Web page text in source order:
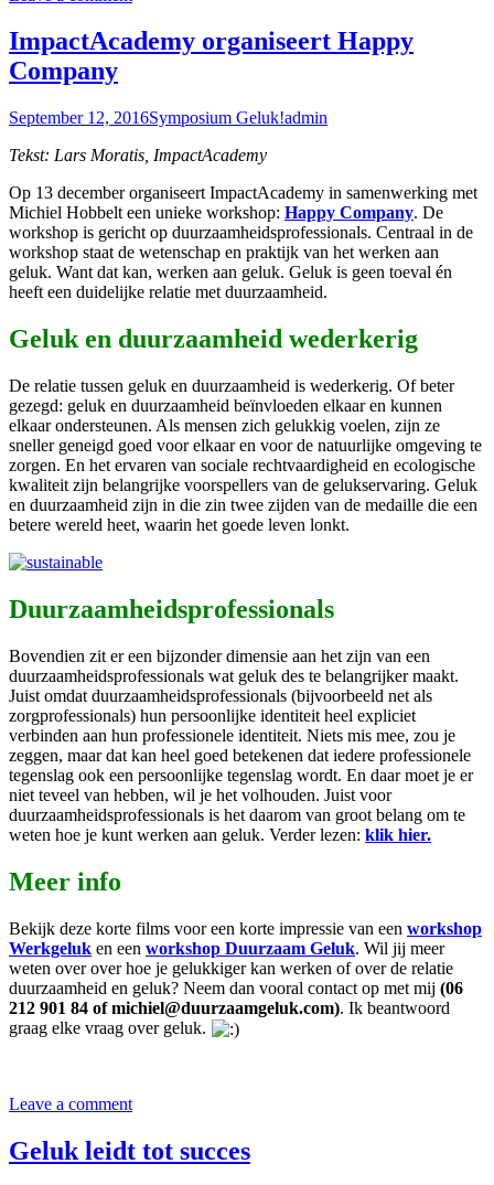
ImpactAcademy organiseert Happy
Company
September 12, 2016Symposium Geluk!admin
Tekst: Lars Moratis, ImpactAcademy
Op 13 december organiseert ImpactAcademy in samenwerking met
Michiel Hobbelt een unieke workshop: Happy Company. De
workshop is gericht op duurzaamheidsprofessionals. Centraal in de
workshop staat de wetenschap en praktijk van het werken aan
geluk. Want dat kan, werken aan geluk. Geluk is geen toeval én
heeft een duidelijke relatie met duurzaamheid.
Geluk en duurzaamheid wederkerig
De relatie tussen geluk en duurzaamheid is wederkerig. Of beter
gezegd: geluk en duurzaamheid beïnvloeden elkaar en kunnen
elkaar ondersteunen. Als mensen zich gelukkig voelen, zijn ze
sneller geneigd goed voor elkaar en voor de natuurlijke omgeving te
zorgen. En het ervaren van sociale rechtvaardigheid en ecologische
kwaliteit zijn belangrijke voorspellers van de gelukservaring. Geluk
en duurzaamheid zijn in die zin twee zijden van de medaille die een
betere wereld heet, waarin het goede leven lonkt.
Duurzaamheidsprofessionals
Bovendien zit er een bijzonder dimensie aan het zijn van een
duurzaamheidsprofessionals wat geluk des te belangrijker maakt.
Juist omdat duurzaamheidsprofessionals (bijvoorbeeld net als
zorgprofessionals) hun persoonlijke identiteit heel expliciet
verbinden aan hun professionele identiteit. Niets mis mee, zou je
zeggen, maar dat kan heel goed betekenen dat iedere professionele
tegenslag ook een persoonlijke tegenslag wordt. En daar moet je er
niet teveel van hebben, wil je het volhouden. Juist voor
duurzaamheidsprofessionals is het daarom van groot belang om te
weten hoe je kunt werken aan geluk. Verder lezen: klik hier.
Meer info
Bekijk deze korte films voor een korte impressie van een workshop
Werkgeluk en een workshop Duurzaam Geluk. Wil jij meer
weten over over hoe je gelukkiger kan werken of over de relatie
duurzaamheid en geluk? Neem dan vooral contact op met mij (06
212 901 84 of michiel@duurzaamgeluk.com). Ik beantwoord
graag elke vraag over geluk.
Leave a comment
Geluk leidt tot succes